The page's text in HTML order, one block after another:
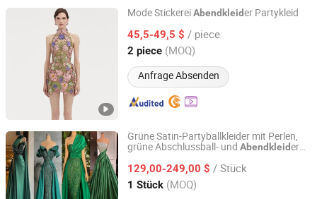
Mode StickereiAbendkleider Partykleid
45,5-49,5 $ / piece
2 piece (MOQ)
Anfrage Absenden
Hangzhou Jiuxing Clothing Co., Ltd.
Zhejiang, China Seit 2023
Grüne Satin-Partyballkleider mit Perlen,
grüne Abschlussball- und Abendkleider
129,00-249,00 $ / Stück
1 Stück (MOQ)
Suzhou Leader Apparel Co., Ltd.
Jiangsu, China Seit 2013